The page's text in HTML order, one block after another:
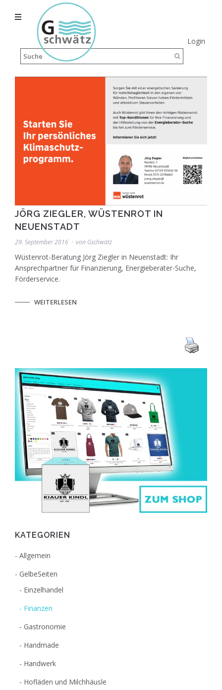
Login
JÖRG ZIEGLER, WÜSTENROT IN
NEUENSTADT
29. September 2016 von Gschwätz
Wüstenrot-Beratung Jörg Ziegler in Neuenstadt: Ihr
Ansprechpartner für Finanzierung, Energieberater-Suche,
Förderservice.
WEITERLESEN
KATEGORIEN
Allgemein
GelbeSeiten
Einzelhandel
Finanzen
Gastronomie
Handmade
Handwerk
Hofläden und Milchhäusle